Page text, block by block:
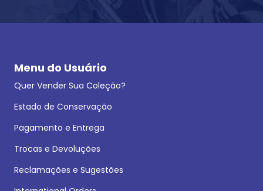
Menu do Usuário
Quer Vender Sua Coleção?
Estado de Conservação
Pagamento e Entrega
Trocas e Devoluções
Reclamações e Sugestões